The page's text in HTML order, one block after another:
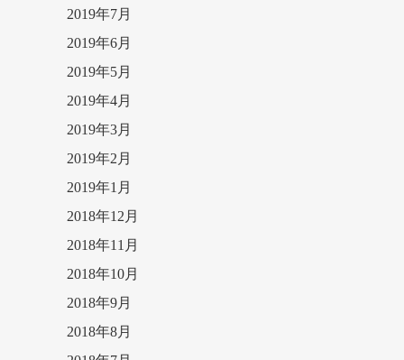
2019年7月
2019年6月
2019年5月
2019年4月
2019年3月
2019年2月
2019年1月
2018年12月
2018年11月
2018年10月
2018年9月
2018年8月